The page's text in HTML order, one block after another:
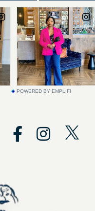
POWERED BY EMPLIFI